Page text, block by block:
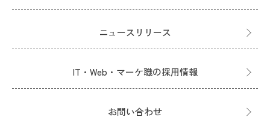
ニュースリリース
IT・Web・マーケ職の採用情報
お問い合わせ